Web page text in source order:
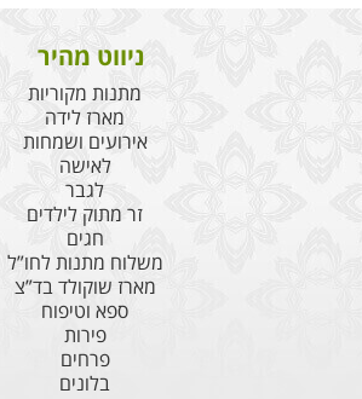
ניווט מהיר
מתנות מקוריות
מארז לידה
אירועים ושמחות
לאישה
לגבר
זר מתוק לילדים
חגים
משלוח מתנות לחו”ל
מארז שוקולד בד”צ
ספא וטיפוח
פירות
פרחים
בלונים